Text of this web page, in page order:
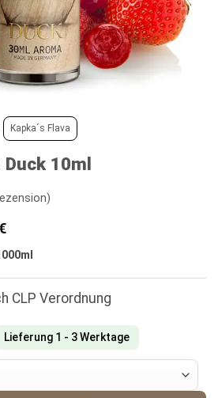
Kapka´s Flava
10ml
€Aktueller
Preis
15,90 €.
ml
CLP Verordnung
Lieferung 1 - 3 Werktage
Menge